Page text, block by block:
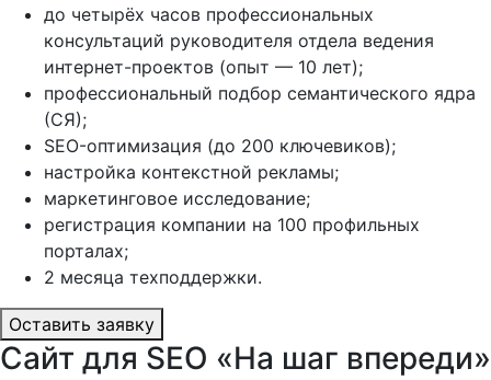
до четырёх часов профессиональных
консультаций руководителя отдела ведения
интернет-проектов (опыт — 10 лет);
профессиональный подбор семантического ядра
(СЯ);
SEO-оптимизация (до 200 ключевиков);
настройка контекстной рекламы;
маркетинговое исследование;
регистрация компании на 100 профильных
порталах;
2 месяца техподдержки.
Оставить заявку
Сайт для SEO «На шаг впереди»